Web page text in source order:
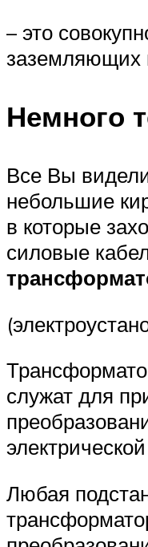
– это
заземляющих
Немного
Все Вы
небольшие
в которые
силовые
служат для
Любая